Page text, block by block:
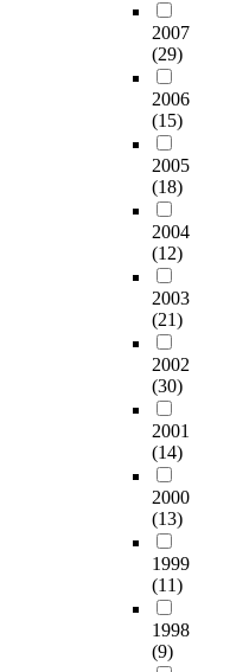
2007
(29)
2006
(15)
2005
(18)
2004
(12)
2003
(21)
2002
(30)
2001
(14)
2000
(13)
1999
(11)
1998
(9)